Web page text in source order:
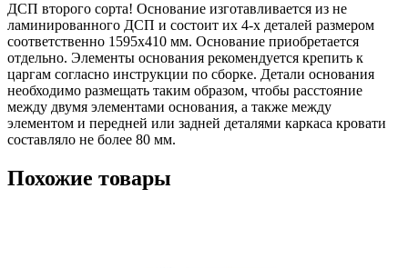
ДСП второго сорта! Основание изготавливается из не
ламинированного ДСП и состоит их 4-х деталей размером
соответственно 1595х410 мм. Основание приобретается
отдельно. Элементы основания рекомендуется крепить к
царгам согласно инструкции по сборке. Детали основания
необходимо размещать таким образом, чтобы расстояние
между двумя элементами основания, а также между
элементом и передней или задней деталями каркаса кровати
составляло не более 80 мм.
Похожие товары